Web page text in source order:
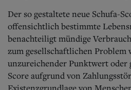
Der so gestaltete neue Schufa-
offensichtlich bestimmte
benachteiligt mündige
zum gesellschaftlichen Problem
unzureichender Punktwert oder
Score aufgrund von